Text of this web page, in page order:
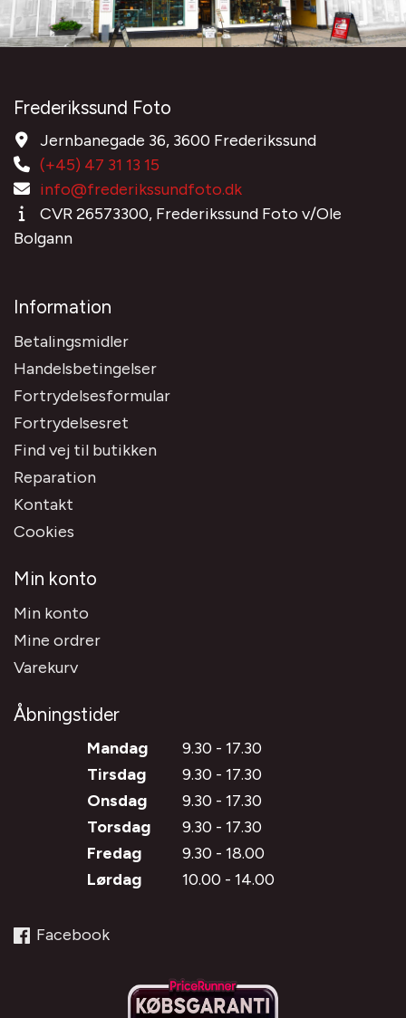
Frederikssund Foto
Jernbanegade 36, 3600 Frederikssund
(+45) 47 31 13 15
info@frederikssundfoto.dk
CVR 26573300, Frederikssund Foto v/Ole
Bolgann
Information
Betalingsmidler
Handelsbetingelser
Fortrydelsesformular
Fortrydelsesret
Find vej til butikken
Reparation
Kontakt
Cookies
Min konto
Min konto
Mine ordrer
Varekurv
Åbningstider
Mandag
9.30 - 17.30
Tirsdag
9.30 - 17.30
Onsdag
9.30 - 17.30
Torsdag
9.30 - 17.30
Fredag
9.30 - 18.00
Lørdag
10.00 - 14.00
Facebook